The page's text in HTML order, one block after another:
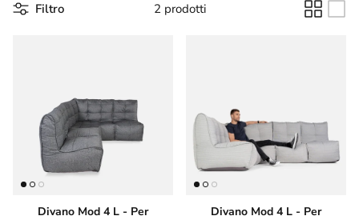
Filtro 2 prodotti
Divano Mod 4 L - Per
Divano Mod 4 L - Per